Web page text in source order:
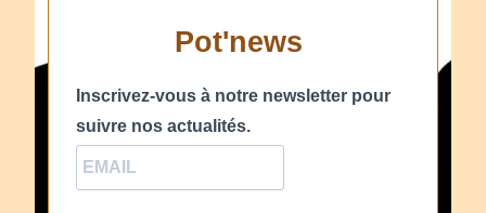
Pot'news
Inscrivez-vous à notre newsletter pour
suivre nos actualités.